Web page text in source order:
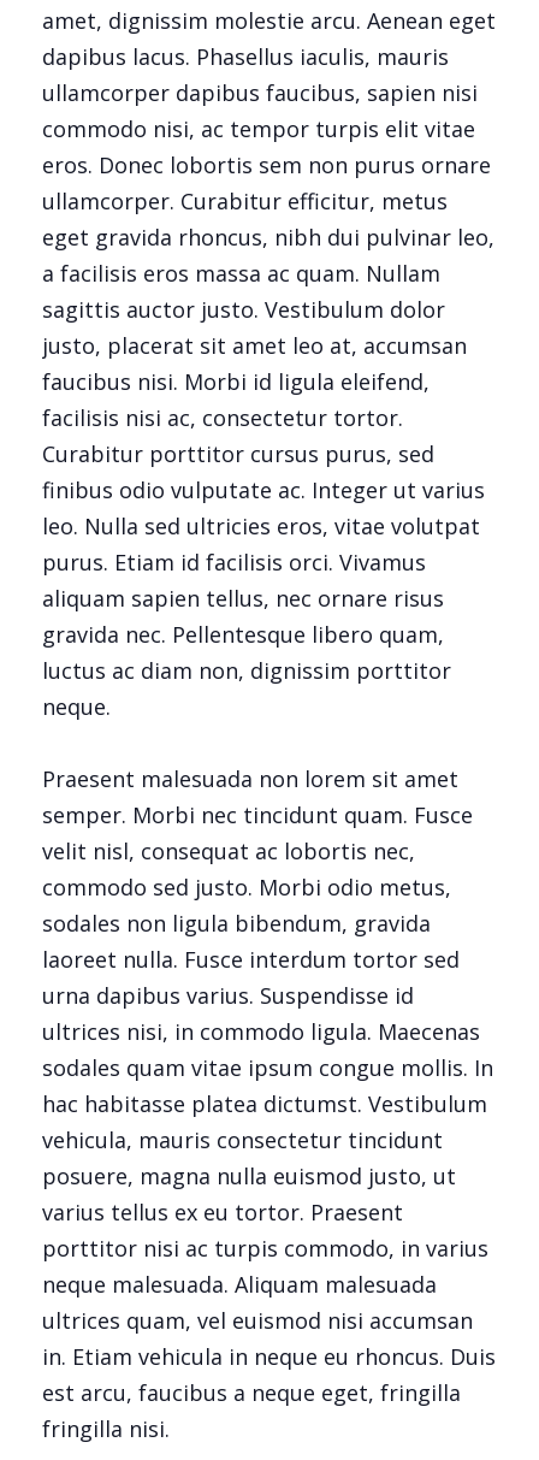
amet, dignissim molestie arcu. Aenean eget
dapibus lacus. Phasellus iaculis, mauris
ullamcorper dapibus faucibus, sapien nisi
commodo nisi, ac tempor turpis elit vitae
eros. Donec lobortis sem non purus ornare
ullamcorper. Curabitur efficitur, metus
eget gravida rhoncus, nibh dui pulvinar leo,
a facilisis eros massa ac quam. Nullam
sagittis auctor justo. Vestibulum dolor
justo, placerat sit amet leo at, accumsan
faucibus nisi. Morbi id ligula eleifend,
facilisis nisi ac, consectetur tortor.
Curabitur porttitor cursus purus, sed
finibus odio vulputate ac. Integer ut varius
leo. Nulla sed ultricies eros, vitae volutpat
purus. Etiam id facilisis orci. Vivamus
aliquam sapien tellus, nec ornare risus
gravida nec. Pellentesque libero quam,
luctus ac diam non, dignissim porttitor
neque.
Praesent malesuada non lorem sit amet
semper. Morbi nec tincidunt quam. Fusce
velit nisl, consequat ac lobortis nec,
commodo sed justo. Morbi odio metus,
sodales non ligula bibendum, gravida
laoreet nulla. Fusce interdum tortor sed
urna dapibus varius. Suspendisse id
ultrices nisi, in commodo ligula. Maecenas
sodales quam vitae ipsum congue mollis. In
hac habitasse platea dictumst. Vestibulum
vehicula, mauris consectetur tincidunt
posuere, magna nulla euismod justo, ut
varius tellus ex eu tortor. Praesent
porttitor nisi ac turpis commodo, in varius
neque malesuada. Aliquam malesuada
ultrices quam, vel euismod nisi accumsan
in. Etiam vehicula in neque eu rhoncus. Duis
est arcu, faucibus a neque eget, fringilla
fringilla nisi.